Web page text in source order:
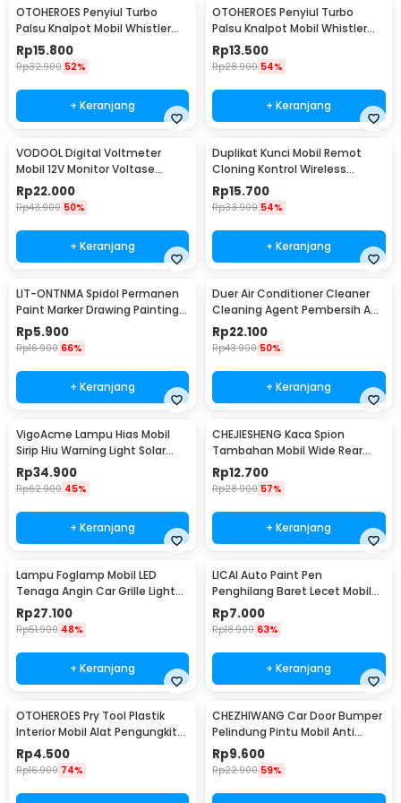
OTOHEROES Penyiul Turbo
Palsu Knalpot Mobil Whistler
1000-2400cc L - TUR007
Rp15.800
Rp32.900 52%
+ Keranjang
OTOHEROES Penyiul Turbo
Palsu Knalpot Mobil Whistler
1000-1800cc M 1.6-2.0 - TUR007
Rp13.500
Rp28.900 54%
+ Keranjang
VODOOL Digital Voltmeter
Mobil 12V Monitor Voltase
Baterai LED Display - QY836
Rp22.000
Rp43.900 50%
+ Keranjang
Duplikat Kunci Mobil Remot
Cloning Kontrol Wireless
433.92MHz 1 PCS - WE32
Rp15.700
Rp33.900 54%
+ Keranjang
LIT-ONTNMA Spidol Permanen
Paint Marker Drawing Painting
Oil Base - MP-01
Rp5.900
Rp16.900 66%
+ Keranjang
Duer Air Conditioner Cleaner
Cleaning Agent Pembersih AC
Rumah 500ml - QUY1640
Rp22.100
Rp43.900 50%
+ Keranjang
VigoAcme Lampu Hias Mobil
Sirip Hiu Warning Light Solar
Energy 8 LED - FZWJSD
Rp34.900
Rp62.900 45%
+ Keranjang
CHEJIESHENG Kaca Spion
Tambahan Mobil Wide Rear
View Anti Blind Spot - SY-080
Rp12.700
Rp28.900 57%
+ Keranjang
Lampu Foglamp Mobil LED
Tenaga Angin Car Grille Light
Wind Power 2 PCS - XY044
Rp27.100
Rp51.900 48%
+ Keranjang
LICAI Auto Paint Pen
Penghilang Baret Lecet Mobil
Scratch Removal 12ml
Rp7.000
Rp18.900 63%
+ Keranjang
OTOHEROES Pry Tool Plastik
Interior Mobil Alat Pengungkit
Set 4 PCS - AA16
Rp4.500
Rp16.900 74%
CHEZHIWANG Car Door Bumper
Pelindung Pintu Mobil Anti
Gores 8 PCS - HT-001
Rp9.600
Rp22.900 59%